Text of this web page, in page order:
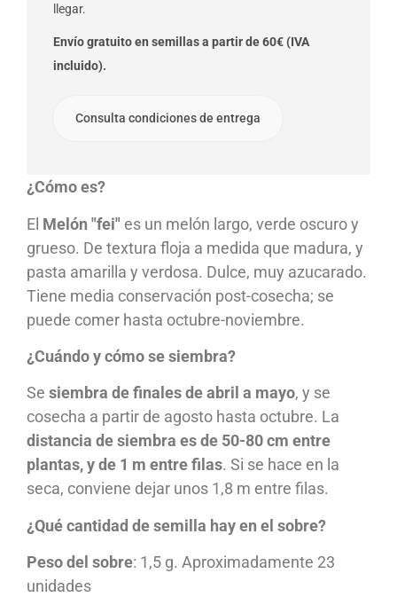
llegar.
Envío gratuito en semillas a partir de 60€ (IVA
incluido).
Consulta condiciones de entrega
¿Cómo es?
El Melón "fei" es un melón largo, verde oscuro y
grueso. De textura floja a medida que madura, y
pasta amarilla y verdosa. Dulce, muy azucarado.
Tiene media conservación post-cosecha; se
puede comer hasta octubre-noviembre.
¿Cuándo y cómo se siembra?
Se siembra de finales de abril a mayo, y se
cosecha a partir de agosto hasta octubre. La
distancia de siembra es de 50-80 cm entre
plantas, y de 1 m entre filas. Si se hace en la
seca, conviene dejar unos 1,8 m entre filas.
¿Qué cantidad de semilla hay en el sobre?
Peso del sobre: 1,5 g. Aproximadamente 23
unidades